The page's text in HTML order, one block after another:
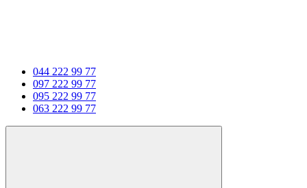
044 222 99 77
097 222 99 77
095 222 99 77
063 222 99 77